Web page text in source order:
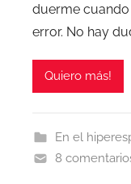
duerme
error. No hay
Quiero más!
En el
8